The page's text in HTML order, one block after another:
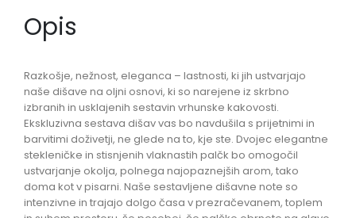
Opis
Razkošje, nežnost, eleganca – lastnosti, ki jih ustvarjajo
naše dišave na oljni osnovi, ki so narejene iz skrbno
izbranih in usklajenih sestavin vrhunske kakovosti.
Ekskluzivna sestava dišav vas bo navdušila s prijetnimi in
barvitimi doživetji, ne glede na to, kje ste. Dvojec elegantne
stekleničke in stisnjenih vlaknastih palčk bo omogočil
ustvarjanje okolja, polnega najopaznejših arom, tako
doma kot v pisarni. Naše sestavljene dišavne note so
intenzivne in trajajo dolgo časa v prezračevanem, toplem